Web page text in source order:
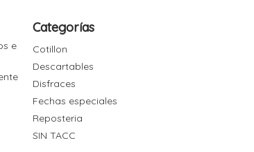
e
Categorías
Cotillon
Descartables
Disfraces
Fechas especiales
Reposteria
SIN TACC